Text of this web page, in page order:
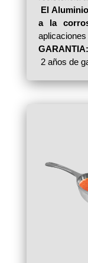
El
a la
GARANTIA:
2 años de